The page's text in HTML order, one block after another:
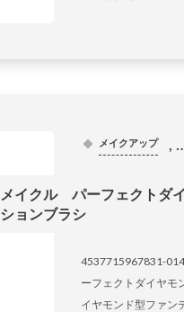
メイクアップ ,
メイクル パーフェクトダ
ションブラシ
4537715967831-
ーフェクトダイヤ
イヤモンド型ファン